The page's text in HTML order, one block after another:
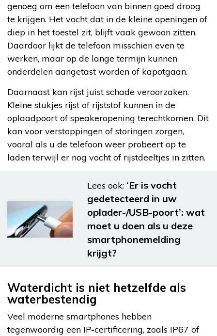
genoeg om een telefoon van binnen goed droog
te krijgen. Het vocht dat in de kleine openingen of
diep in het toestel zit, blijft vaak gewoon zitten.
Daardoor lijkt de telefoon misschien even te
werken, maar op de lange termijn kunnen
onderdelen aangetast worden of kapotgaan.
Daarnaast kan rijst juist schade veroorzaken.
Kleine stukjes rijst of rijststof kunnen in de
oplaadpoort of speakeropening terechtkomen. Dit
kan voor verstoppingen of storingen zorgen,
vooral als u de telefoon weer probeert op te
laden terwijl er nog vocht of rijstdeeltjes in zitten.
Lees ook: ‘Er is vocht
gedetecteerd in uw
oplader-/USB-poort’: wat
moet u doen als u deze
smartphonemelding
krijgt?
Waterdicht is niet hetzelfde als
waterbestendig
Veel moderne smartphones hebben
tegenwoordig een IP-certificering, zoals IP67 of